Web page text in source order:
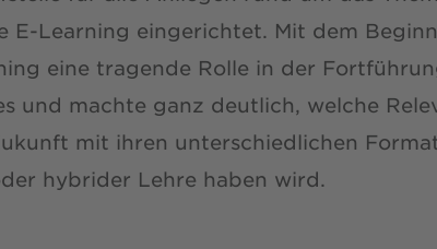
E-Learning eingerichtet. Mit dem
eine tragende Rolle in der
und machte ganz deutlich, welche
mit ihren unterschiedlichen
hybrider Lehre haben wird.